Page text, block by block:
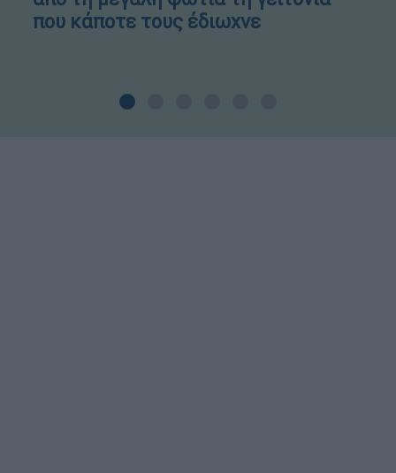
που κάποτε τους έδιωχνε